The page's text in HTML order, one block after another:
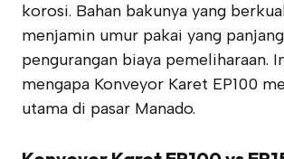
korosi. Bahan bakunya yang
menjamin umur pakai yang
pengurangan biaya pemeliharaan.
mengapa Konveyor Karet EP100
utama di pasar Manado.